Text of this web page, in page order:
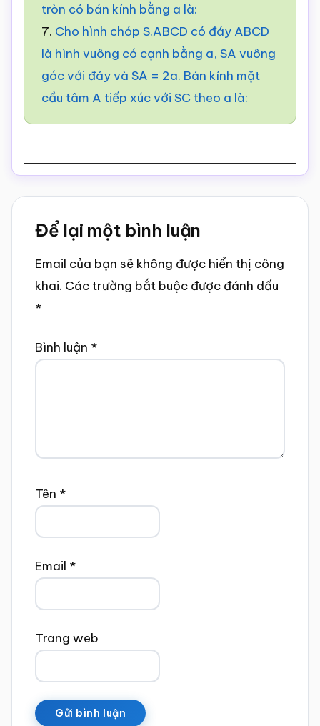
tròn có bán kính bằng a là:
7. Cho hình chóp S.ABCD có đáy ABCD
là hình vuông có cạnh bằng a, SA vuông
góc với đáy và SA = 2a. Bán kính mặt
cầu tâm A tiếp xúc với SC theo a là:
Reader
Interactions
Để lại một bình luận
Email của bạn sẽ không được hiển thị công
khai. Các trường bắt buộc được đánh dấu
*
Bình luận *
Tên *
Email *
Trang web